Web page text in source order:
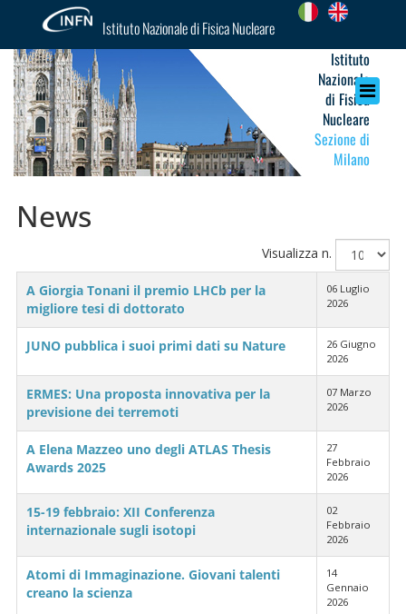
Istituto Nazionale di Fisica Nucleare
Istituto
Nazionale
di Fisica
Nucleare
Sezione di
Milano
News
Visualizza n.
A Giorgia Tonani il premio LHCb per la
migliore tesi di dottorato
06 Luglio
2026
JUNO pubblica i suoi primi dati su Nature
26 Giugno
2026
ERMES: Una proposta innovativa per la
previsione dei terremoti
07 Marzo
2026
A Elena Mazzeo uno degli ATLAS Thesis
Awards 2025
27
Febbraio
2026
15-19 febbraio: XII Conferenza
internazionale sugli isotopi
02
Febbraio
2026
Atomi di Immaginazione. Giovani talenti
creano la scienza
14
Gennaio
2026